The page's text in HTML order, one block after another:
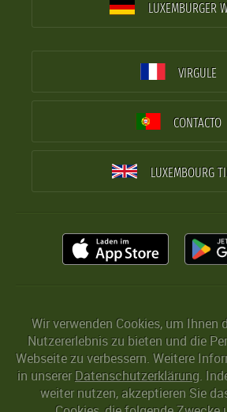
LUXEMBURGER
VIRGULE
CONTACTO
LUXEMBOURG
Wir verwenden Cookies, um Ihnen
Nutzererlebnis zu bieten und die
Webseite zu verbessern. Weitere
in unserer Datenschutzerklärung.
weiter nutzen, akzeptieren Sie